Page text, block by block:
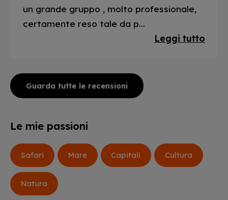
un grande gruppo , molto professionale,
certamente reso tale da p...
Leggi tutto
Guarda tutte le recensioni
Le mie passioni
Safari Mare Capitali Cultura
Natura